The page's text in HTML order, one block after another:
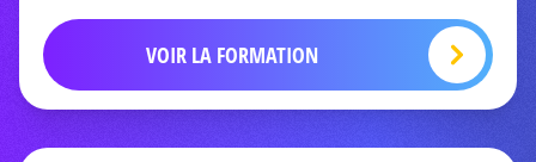
VOIR LA FORMATION